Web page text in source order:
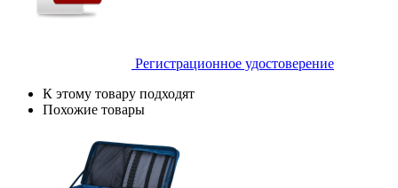
Регистрационное удостоверение
К этому товару подходят
Похожие товары